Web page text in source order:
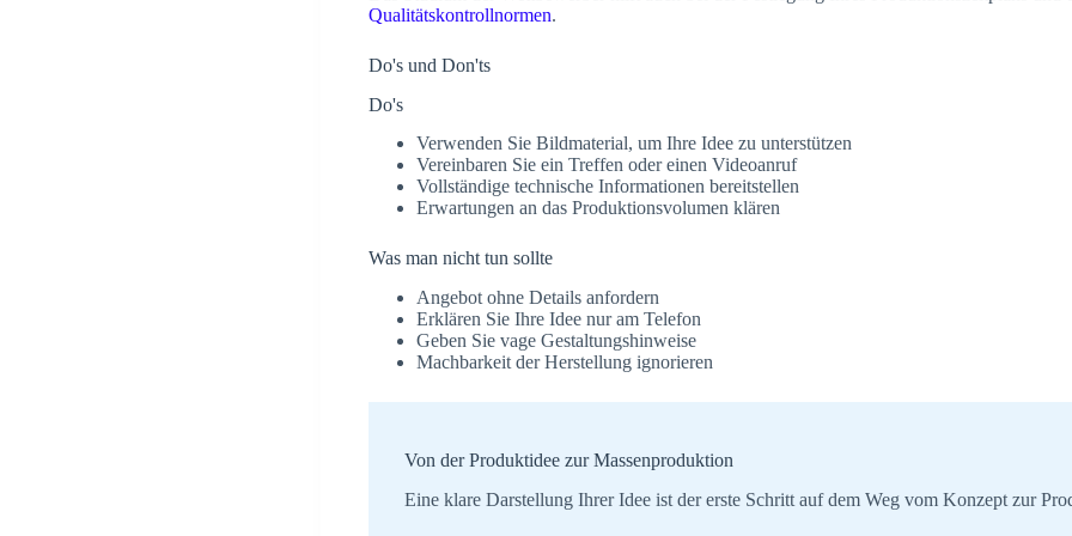
Qualitätskontrollnormen.
Do's und Don'ts
Do's
Verwenden Sie Bildmaterial, um Ihre Idee zu unterstützen
Vereinbaren Sie ein Treffen oder einen Videoanruf
Vollständige technische Informationen bereitstellen
Erwartungen an das Produktionsvolumen klären
Was man nicht tun sollte
Angebot ohne Details anfordern
Erklären Sie Ihre Idee nur am Telefon
Geben Sie vage Gestaltungshinweise
Machbarkeit der Herstellung ignorieren
Von der Produktidee zur Massenproduktion
Eine klare Darstellung Ihrer Idee ist der erste Schritt auf dem Weg vom Konzept zur